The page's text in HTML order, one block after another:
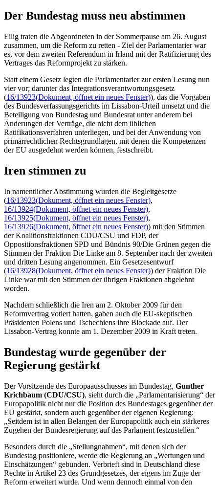
Der Bundestag muss neu abstimmen
Eilig traten die Abgeordneten in der Sommerpause am 26. August
zusammen, um die Reform zu retten - Ziel der Parlamentarier war
es, vor dem zweiten Referendum in Irland mit der Ratifizierung des
Vertrages das Reformprojekt zu stärken.
Statt einem Gesetz legten die Parlamentarier zur ersten Lesung nun
vier vor; darunter das Integrationsverantwortungsgesetz
(16/13923(Dokument, öffnet ein neues Fenster)), das die Vorgaben
des Bundesverfassungsgerichts im Lissabon-Urteil umsetzt und die
Beteiligung von Bundestag und Bundesrat unter anderem bei
Änderungen der Verträge, die nicht dem üblichen
Ratifikationsverfahren unterliegen, und bei der Anwendung von
primärrechtlichen Rechtsgrundlagen, mit denen die Kompetenzen
der EU ausgedehnt werden können, festschreibt.
Iren stimmen zu
In namentlicher Abstimmung wurden die Begleitgesetze
(16/13923(Dokument, öffnet ein neues Fenster),
16/13924(Dokument, öffnet ein neues Fenster),
16/13925(Dokument, öffnet ein neues Fenster),
16/13926(Dokument, öffnet ein neues Fenster)) mit den Stimmen
der Koalitionsfraktionen CDU/CSU und FDP, der
Oppositionsfraktionen SPD und Bündnis 90/Die Grünen gegen die
Stimmen der Fraktion Die Linke am 8. September nach der zweiten
und dritten Lesung angenommen. Ein Gesetzesentwurf
(16/13928(Dokument, öffnet ein neues Fenster)) der Fraktion Die
Linke war mit den Stimmen der übrigen Fraktionen abgelehnt
worden.
Nachdem schließlich die Iren am 2. Oktober 2009 für den
Reformvertrag votiert hatten, gaben auch die EU-skeptischen
Präsidenten Polens und Tschechiens ihre Blockade auf. Der
Lissabon-Vertrag konnte am 1. Dezember 2009 in Kraft treten.
Bundestag wurde gegenüber der
Regierung gestärkt
Der Vorsitzende des Europaausschusses im Bundestag, Gunther
Krichbaum (CDU/CSU), sieht durch die „Parlamentarisierung“ der
Europapolitik nicht nur die Position des Bundestages gegenüber der
EU gestärkt, sondern auch gegenüber der eigenen Regierung:
„Seitdem ist in allen Belangen der Europapolitik auch ein stärkeres
Zugehen der Bundesregierung auf das Parlament festzustellen.“
Besonders durch die „Stellungnahmen“, mit denen sich der
Bundestag positioniere, werde die Regierung an „Wertungen und
Einschätzungen“ gebunden. Verbrieft sind in Deutschland diese
Rechte in Artikel 23 des Grundgesetzes, der eigens im Zuge der
Reform erweitert wurde. Und wenn dennoch einmal von den